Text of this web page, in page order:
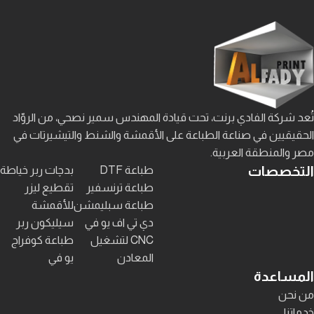
تُعد شركة الفادي برنت، تحت قيادة المهندس سمير نصحي، من الروّاد
الحقيقيين في صناعة الطباعة على الأقمشة والشنط والتيشيرتات في
مصر والمنطقة العربية.
التخصصات
طباعة DTF
طباعة ترنسفير
طباعة سبليمشن
دي تي اف يو في
CNC لتشغيل
المعادن
بدچات ربر خياطة
تقطيع ليزر
للأقمشة
سيليكون ربر
طباعة كوفراج
يو في
المساعدة
من نحن